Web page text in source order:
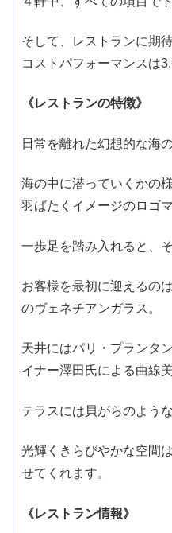
そして、レストランに期
コストパフォーマンスは
《レストランの特徴》
日常を離れた幻想的な海
海の中に潜っていくかの
羽ばたくイメージのロゴマ
一歩足を踏み入れると、
お客様を最初に迎えるの
のヴェネチアンガラス。
天井にはパリ・プランタ
イナー澤田氏による曲線
テラスには貝がらのよう
光輝くきらびやかな空間
せてくれます。
《レストラン情報》